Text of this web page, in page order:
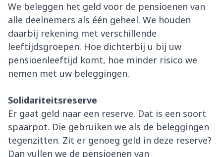
We beleggen het geld voor de pensioenen van
alle deelnemers als één geheel. We houden
daarbij rekening met verschillende
leeftijdsgroepen. Hoe dichterbij u bij uw
pensioenleeftijd komt, hoe minder risico we
nemen met uw beleggingen.
Solidariteitsreserve
Er gaat geld naar een reserve. Dat is een soort
spaarpot. Die gebruiken we als de beleggingen
tegenzitten. Zit er genoeg geld in deze reserve?
Dan vullen we de pensioenen van